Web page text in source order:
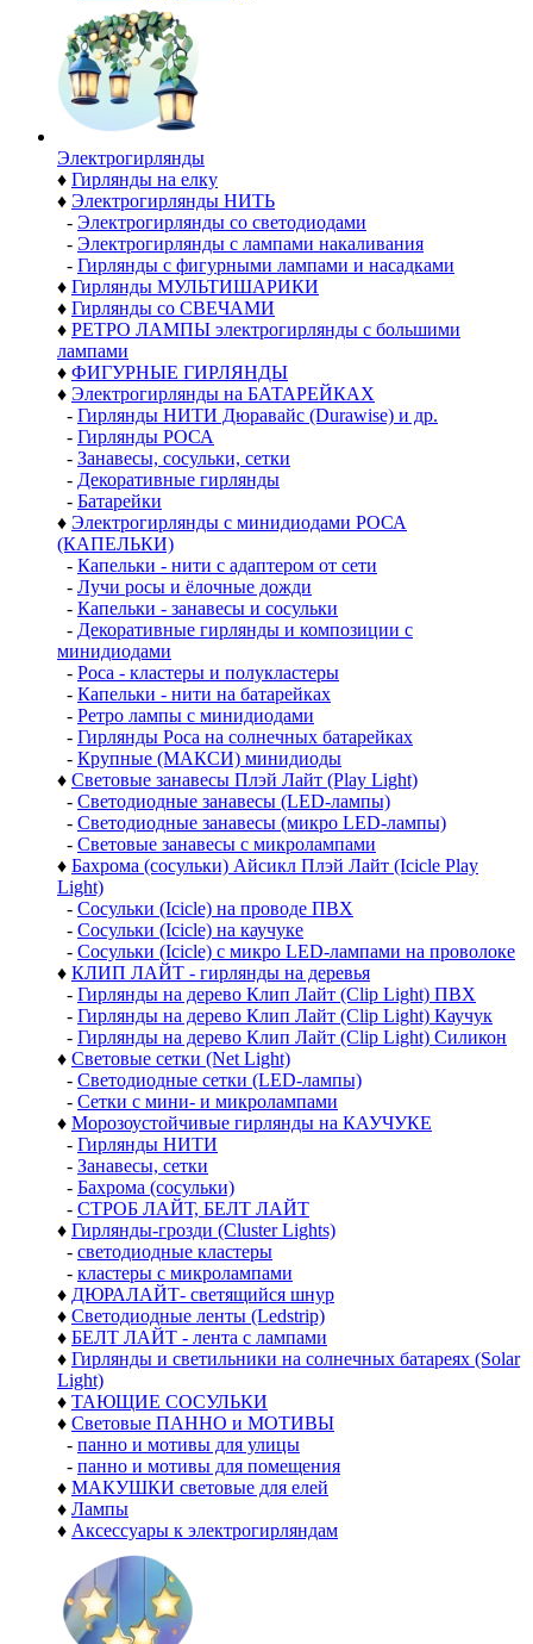
Электро­гирлянды
♦ Гирлянды на елку
♦ Электрогирлянды НИТЬ
- Электрогирлянды со светодиодами
- Электрогирлянды с лампами накаливания
- Гирлянды с фигурными лампами и насадками
♦ Гирлянды МУЛЬТИШАРИКИ
♦ Гирлянды со СВЕЧАМИ
♦ РЕТРО ЛАМПЫ электрогирлянды с большими
лампами
♦ ФИГУРНЫЕ ГИРЛЯНДЫ
♦ Электрогирлянды на БАТАРЕЙКАХ
- Гирлянды НИТИ Дюравайс (Durawise) и др.
- Гирлянды РОСА
- Занавесы, сосульки, сетки
- Декоративные гирлянды
- Батарейки
♦ Электрогирлянды с минидиодами РОСА
(КАПЕЛЬКИ)
- Капельки - нити с адаптером от сети
- Лучи росы и ёлочные дожди
- Капельки - занавесы и сосульки
- Декоративные гирлянды и композиции с
минидиодами
- Роса - кластеры и полукластеры
- Капельки - нити на батарейках
- Ретро лампы с минидиодами
- Гирлянды Роса на солнечных батарейках
- Крупные (МАКСИ) минидиоды
♦ Световые занавесы Плэй Лайт (Play Light)
- Светодиодные занавесы (LED-лампы)
- Светодиодные занавесы (микро LED-лампы)
- Световые занавесы с микролампами
♦ Бахрома (сосульки) Айсикл Плэй Лайт (Icicle Play
Light)
- Сосульки (Icicle) на проводе ПВХ
- Сосульки (Icicle) на каучуке
- Сосульки (Icicle) с микро LED-лампами на проволоке
♦ КЛИП ЛАЙТ - гирлянды на деревья
- Гирлянды на дерево Клип Лайт (Clip Light) ПВХ
- Гирлянды на дерево Клип Лайт (Clip Light) Каучук
- Гирлянды на дерево Клип Лайт (Clip Light) Силикон
♦ Световые сетки (Net Light)
- Светодиодные сетки (LED-лампы)
- Сетки с мини- и микролампами
♦ Морозоустойчивые гирлянды на КАУЧУКЕ
- Гирлянды НИТИ
- Занавесы, сетки
- Бахрома (сосульки)
- СТРОБ ЛАЙТ, БЕЛТ ЛАЙТ
♦ Гирлянды-грозди (Cluster Lights)
- светодиодные кластеры
- кластеры с микролампами
♦ ДЮРАЛАЙТ- светящийся шнур
♦ Светодиодные ленты (Ledstrip)
♦ БЕЛТ ЛАЙТ - лента с лампами
♦ Гирлянды и светильники на солнечных батареях (Solar
Light)
♦ ТАЮЩИЕ СОСУЛЬКИ
♦ Световые ПАННО и МОТИВЫ
- панно и мотивы для улицы
- панно и мотивы для помещения
♦ МАКУШКИ световые для елей
♦ Лампы
♦ Аксессуары к электрогирляндам